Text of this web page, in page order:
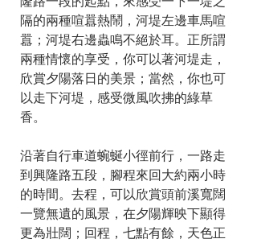
隔的兩種喧囂熱鬧，河堤左邊車馬喧
囂；河堤右邊蟲鳴不絕於耳。正所謂
兩種情懷的享受，你可以著河堤走，
欣賞夕陽落日的美景；當然，你也可
以走下河堤，感受微風吹拂的綠草
香。
沿著自行車道蜿蜒小徑前行，一路走
到興隆路五段，腳程來回大約兩小時
的時間。去程，可以欣賞頭前溪寬闊
一覽無遺的風景，在夕陽輝映下顯得
更為壯闊；回程，七點有餘，天色正